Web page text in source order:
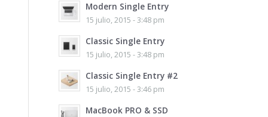
Modern Single Entry
15 julio, 2015 - 3:48 pm
Classic Single Entry
15 julio, 2015 - 3:48 pm
Classic Single Entry #2
15 julio, 2015 - 3:46 pm
MacBook PRO & SSD